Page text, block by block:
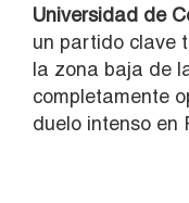
Universidad de
un partido clave
la zona baja de
completamente
duelo intenso en